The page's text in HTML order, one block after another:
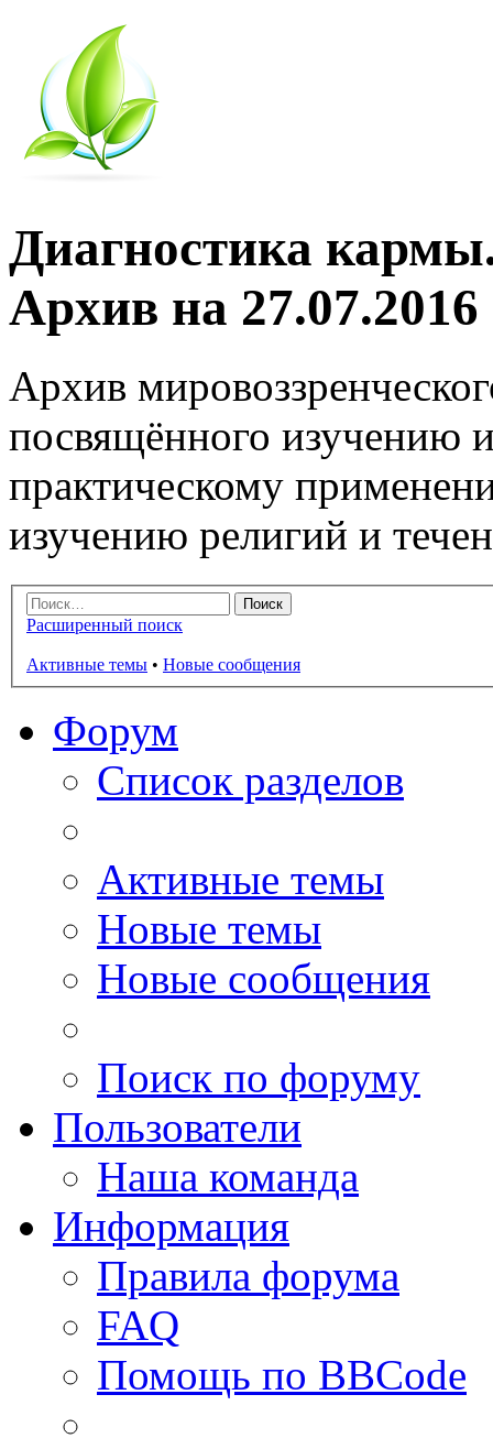
Диагностика
Архив на 27.07.2016
Архив
посвящённого изучению
практическому
изучению религий и
Расширенный поиск
Активные темы • Новые сообщения
Форум
Список разделов
Активные темы
Новые темы
Новые сообщения
Поиск по форуму
Пользователи
Наша команда
Информация
Правила форума
FAQ
Помощь по BBCode